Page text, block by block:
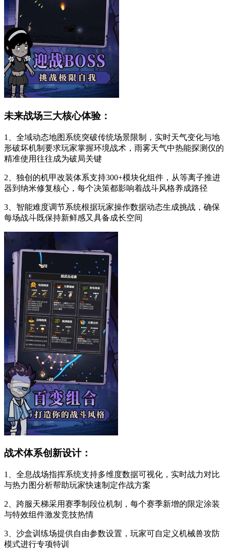
未来战场三大核心体验：
1、全域动态地图系统突破传统场景限制，实时天气变化与地
形破坏机制要求玩家掌握环境战术，雨雾天气中热能探测仪的
精准使用往往成为破局关键
2、独创的机甲改装体系支持300+模块化组件，从等离子推进
器到纳米修复核心，每个决策都影响着战斗风格养成路径
3、智能难度调节系统根据玩家操作数据动态生成挑战，确保
每场战斗既保持新鲜感又具备成长空间
战术体系创新设计：
1、全息战场指挥系统支持多维度数据可视化，实时战力对比
与热力图分析帮助玩家快速制定作战方案
2、跨服天梯采用赛季制段位机制，每个赛季新增的限定涂装
与特效组件激发竞技热情
3、沙盒训练场提供自由参数设置，玩家可自定义机械兽攻防
模式进行专项特训